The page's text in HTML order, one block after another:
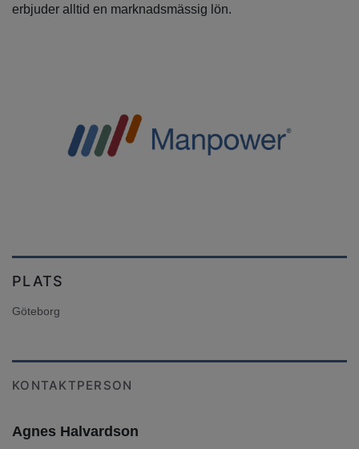
erbjuder alltid en marknadsmässig lön.
PLATS
Göteborg
KONTAKTPERSON
Agnes Halvardson